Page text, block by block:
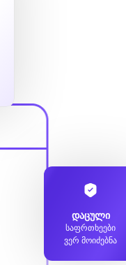
დაცული
საფრთხეები
ვერ მოიძებნა